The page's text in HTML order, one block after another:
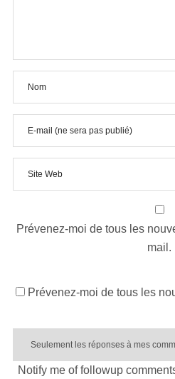
Prévenez-moi de tous les
mail.
Prévenez-moi de tous les
Notify me of followup